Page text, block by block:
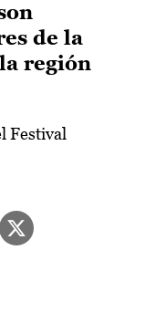
de la
región
Festival